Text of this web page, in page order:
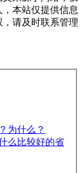
本站仅提供信息
请及时联系管理
为什么？
么比较好的省